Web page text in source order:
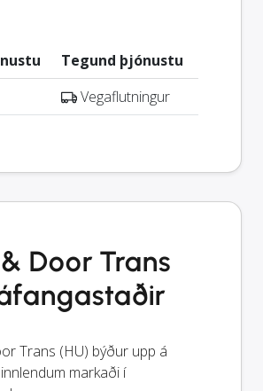
Tegund þjónustu
Vegaflutningur
Door Trans
Trans (HU) býður upp á
markaði í